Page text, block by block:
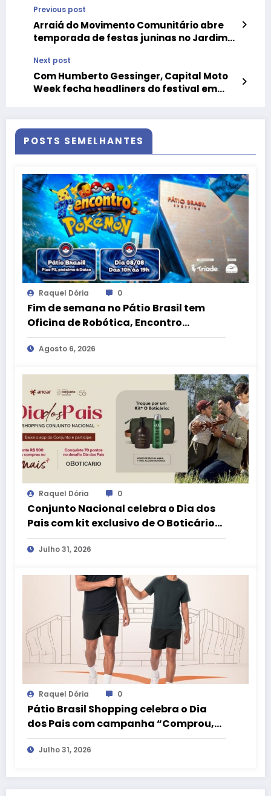
Previous post
Arraiá do Movimento Comunitário abre
temporada de festas juninas no Jardim
Next post
Com Humberto Gessinger, Capital Moto
Week fecha headliners do festival em
POSTS SEMELHANTES
Raquel Dória 0
Fim de semana no Pátio Brasil tem
Oficina de Robótica, Encontro
Pokémon e atrações para o Dia dos
PaisAgosto 6, 2026
Raquel Dória 0
Conjunto Nacional celebra o Dia dos
Pais com kit exclusivo de O Boticário
no aplicativo aMais
Julho 31, 2026
Raquel Dória 0
Pátio Brasil Shopping celebra o Dia
dos Pais com campanha “Comprou,
Ganhou” e camiseta exclusiva da
LIVE!Julho 31, 2026